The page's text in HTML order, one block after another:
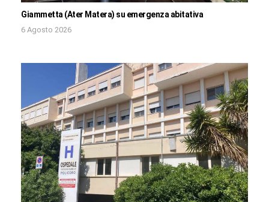
Giammetta (Ater Matera) su emergenza abitativa
6 Agosto 2026